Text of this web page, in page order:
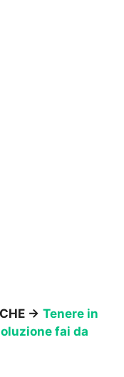
-> Tenere in
fai da